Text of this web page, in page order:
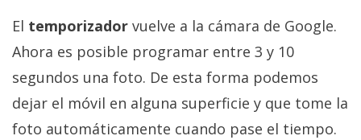
informática,
videojuegos,
comparativas,
tutoriales.
El Grupo
Informático
El temporizador vuelve a la cámara de Google.
Ahora es posible programar entre 3 y 10
segundos una foto. De esta forma podemos
dejar el móvil en alguna superficie y que tome la
foto automáticamente cuando pase el tiempo.